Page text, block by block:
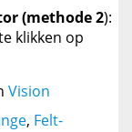
(methode 2):
klikken op
Vision
, Felt-